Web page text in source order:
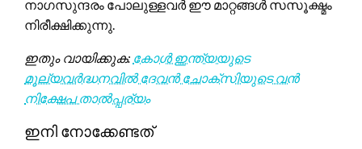
നാഗസുന്ദരം പോലുള്ളവർ ഈ മാറ്റങ്ങൾ സസൂക്ഷ്മം
നിരീക്ഷിക്കുന്നു.
ഇതും വായിക്കുക: കോൾ ഇന്ത്യയുടെ
മൂല്യവർദ്ധനവിൽ ദേവൻ ചോക്സിയുടെ വൻ
നിക്ഷേപ താൽപ്പര്യം
ഇനി നോക്കേണ്ടത്